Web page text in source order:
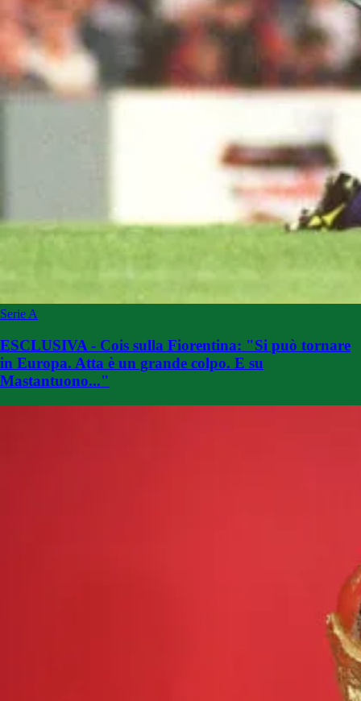
Serie A
ESCLUSIVA - Cois sulla Fiorentina: "Si può tornare
in Europa. Atta è un grande colpo. E su
Mastantuono..."